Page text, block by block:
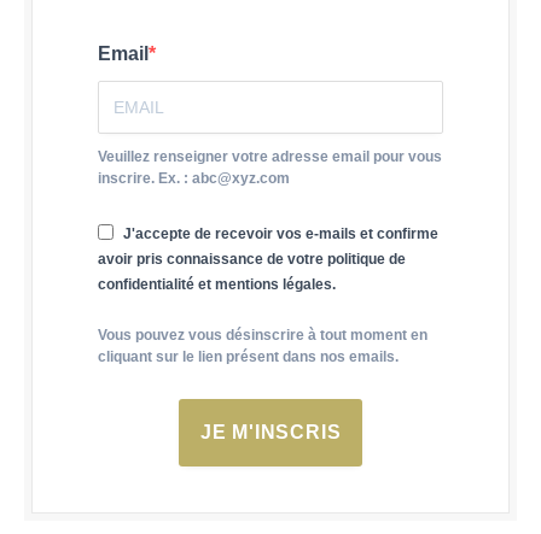
Email
Veuillez renseigner votre adresse email pour vous
inscrire. Ex. : abc@xyz.com
J'accepte de recevoir vos e-mails et confirme
avoir pris connaissance de votre politique de
confidentialité et mentions légales.
Vous pouvez vous désinscrire à tout moment en
cliquant sur le lien présent dans nos emails.
JE M'INSCRIS